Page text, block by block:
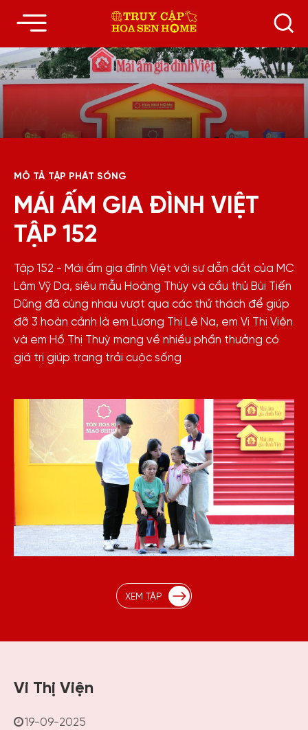
MÔ TẢ TẬP PHÁT SÓNG
MÁI ẤM GIA ĐÌNH VIỆT
TẬP 152
Tập 152 - Mái ấm gia đình Việt với sự dẫn dắt của MC
Lâm Vỹ Dạ, siêu mẫu Hoàng Thùy và cầu thủ Bùi Tiến
Dũng đã cùng nhau vượt qua các thử thách để giúp
đỡ 3 hoàn cảnh là em Lương Thị Lê Na, em Vi Thị Viện
và em Hồ Thị Thuỳ mang về nhiều phần thưởng có
giá trị giúp trang trải cuộc sống
XEM TẬP
Vi Thị Viện
19-09-2025